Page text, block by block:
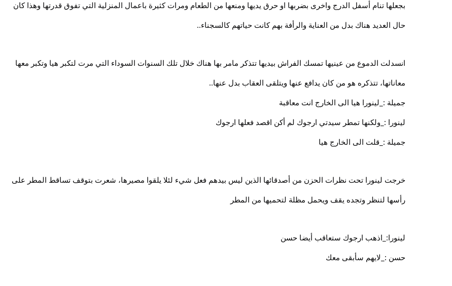
بجعلها تنام أسفل الدرج واخرى بضربها او حرق يديها ومنعها من الطعام ومرات كثيرة باعمال المنزلية التي تفوق قدرتها وهذا كان
حال العديد هناك بدل من العناية والرأفة بهم كانت حياتهم كالسجناء..
انسدلت الدموع من عينيها تمسك الفراش بيديها تتذكر مامر بها هناك خلال تلك السنوات السوداء التي مرت لتكبر هيا وتكبر معها
معاناتها، تتذكره هو من كان يدافع عنها ويتلقى العقاب بدل عنها..
جميلة :_لينورا هيا الى الخارج انت معاقبة
لينورا :_ولكنها تمطر سيدتي ارجوك لم أكن اقصد فعلها ارجوك
جميلة :_قلت الى الخارج هيا
خرجت لينورا تحت نظرات الحزن من أصدقائها الذين ليس بيدهم فعل شيء لئلا يلقوا مصيرها، شعرت بتوقف تساقط المطر على
رأسها لتنظر وتجده يقف ويحمل مظلة لتحميها من المطر
لينورا:_اذهب ارجوك ستعاقب أيضا حسن
حسن :_لايهم سأبقى معك